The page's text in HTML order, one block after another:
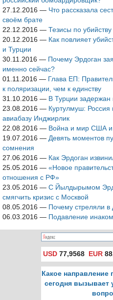
27.12.2016 — Что рассказала
своём брате
22.12.2016 — Тезисы по
20.12.2016 — Как повлияет
и Турции
30.11.2016 — Почему Эрдоган
именно сейчас?
01.11.2016 — Глава ЕП:
к поляризации, чем к единству
31.10.2016 — В Турции задержан
23.08.2016 — Куртулмуш: Россия
авиабазу Инджирлик
22.08.2016 — Война и мир США и
19.07.2016 — Девять моментов
сомнения
27.06.2016 — Как Эрдоган
25.05.2016 — «Новое
отношения с РФ»
23.05.2016 — С Йылдырымом
смягчить кризис с Москвой
08.05.2016 — Почему стреляли
06.03.2016 — Подавление
USD 77,9568 EUR
Какое направление
сегодня вызывает